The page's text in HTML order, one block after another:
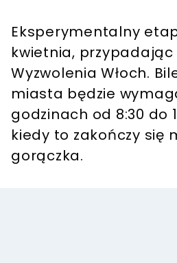
Eksperymentalny
kwietnia, przypadając
Wyzwolenia Włoch.
miasta będzie
godzinach od 8:30 do
kiedy to zakończy się
gorączka.